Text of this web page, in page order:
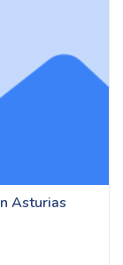
Asturias